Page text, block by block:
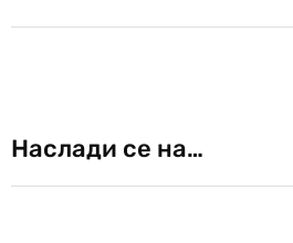
Наслади се на…